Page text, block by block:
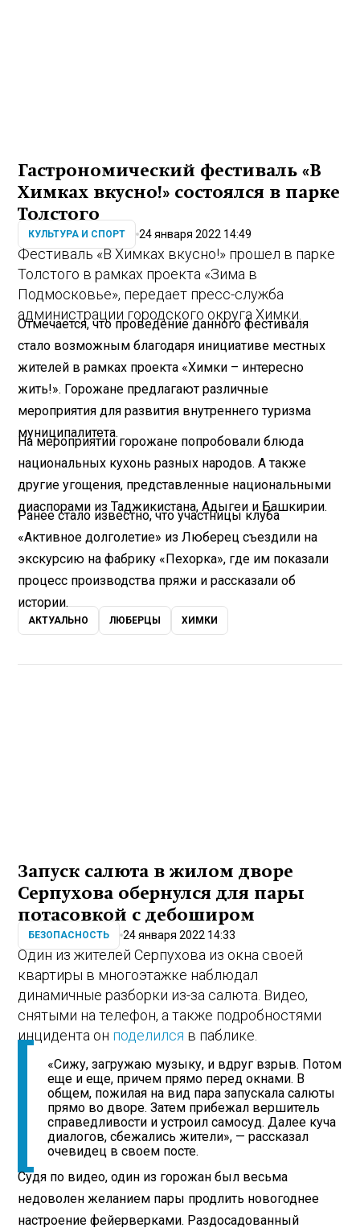
Гастрономический фестиваль «В
Химках вкусно!» состоялся в парке
Толстого
КУЛЬТУРА И СПОРТ 24 января 2022 14:49
Фестиваль «В Химках вкусно!» прошел в парке
Толстого в рамках проекта «Зима в
Подмосковье», передает пресс-служба
администрации городского округа Химки.
Отмечается, что проведение данного фестиваля
стало возможным благодаря инициативе местных
жителей в рамках проекта «Химки – интересно
жить!». Горожане предлагают различные
мероприятия для развития внутреннего туризма
муниципалитета.
На мероприятии горожане попробовали блюда
национальных кухонь разных народов. А также
другие угощения, представленные национальными
диаспорами из Таджикистана, Адыгеи и Башкирии.
Ранее стало известно, что участницы клуба
«Активное долголетие» из Люберец съездили на
экскурсию на фабрику «Пехорка», где им показали
процесс производства пряжи и рассказали об
истории.
АКТУАЛЬНО ЛЮБЕРЦЫ ХИМКИ
Запуск салюта в жилом дворе
Серпухова обернулся для пары
потасовкой с дебоширом
БЕЗОПАСНОСТЬ 24 января 2022 14:33
Один из жителей Серпухова из окна своей
квартиры в многоэтажке наблюдал
динамичные разборки из-за салюта. Видео,
снятыми на телефон, а также подробностями
инцидента он поделился в паблике.
«Сижу, загружаю музыку, и вдруг взрыв. Потом
еще и еще, причем прямо перед окнами. В
общем, пожилая на вид пара запускала салюты
прямо во дворе. Затем прибежал вершитель
справедливости и устроил самосуд. Далее куча
диалогов, сбежались жители», — рассказал
очевидец в своем посте.
Судя по видео, один из горожан был весьма
недоволен желанием пары продлить новогоднее
настроение фейерверками. Раздосадованный